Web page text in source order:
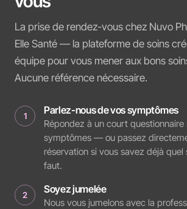
La prise de rendez-vous chez Nuvo
Elle Santé — la plateforme de soins
équipe pour vous mener aux bons
Aucune référence nécessaire.
1 Parlez-nous de vos symptômes
Répondez à un court questionnaire
symptômes — ou passez
réservation si vous savez déjà quel
faut.
2 Soyez jumelée
Nous vous jumelons avec la